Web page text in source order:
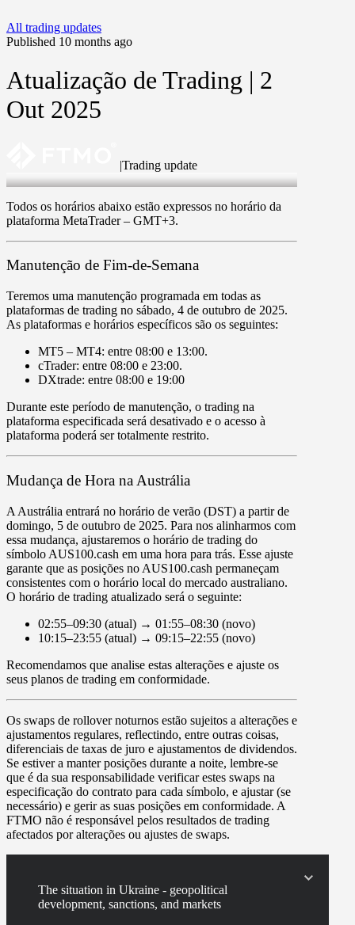
All trading updates
Published 10 months ago
Atualização de Trading | 2
Out 2025
|Trading update
2 Oct 2025
Todos os horários abaixo estão expressos no horário da
plataforma MetaTrader – GMT+3.
Manutenção de Fim-de-Semana
Teremos uma manutenção programada em todas as
plataformas de trading no sábado, 4 de outubro de 2025.
As plataformas e horários específicos são os seguintes:
MT5 – MT4: entre 08:00 e 13:00.
cTrader: entre 08:00 e 23:00.
DXtrade: entre 08:00 e 19:00
Durante este período de manutenção, o trading na
plataforma especificada será desativado e o acesso à
plataforma poderá sertotalmente restrito.
Mudança de Hora na Austrália
A Austrália entrará no horário de verão (DST) a partir de
domingo, 5 de outubro de 2025. Para nos alinharmos com
essa mudança, ajustaremos o horário de trading do
símbolo AUS100.cash em uma hora para trás. Esse ajuste
garante que as posições no AUS100.cash permaneçam
consistentes com o horário local do mercado australiano.
O horário de trading atualizado será o seguinte:
02:55–09:30 (atual) → 01:55–08:30 (novo)
10:15–23:55 (atual) → 09:15–22:55 (novo)
Recomendamos que analise estas alterações e ajuste os
seus planos de trading em conformidade.
Os swaps de rollover noturnos estão sujeitos a alterações e
ajustamentos regulares, reflectindo, entre outras coisas,
diferenciais de taxas de juro e ajustamentos de dividendos.
Se estiver a manter posições durante a noite, lembre-se
que é da sua responsabilidade verificar estes swaps na
especificação do contrato para cada símbolo, e ajustar (se
necessário) e gerir as suas posições em conformidade. A
FTMO não é responsável pelos resultados de trading
afectados por alterações ou ajustes de swaps.
The situation in Ukraine - geopolitical
development, sanctions, and markets